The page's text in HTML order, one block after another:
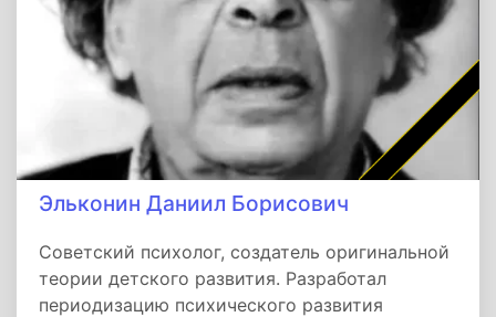
Эльконин Даниил Борисович
Советский психолог, создатель оригинальной
теории детского развития. Разработал
периодизацию психического развития